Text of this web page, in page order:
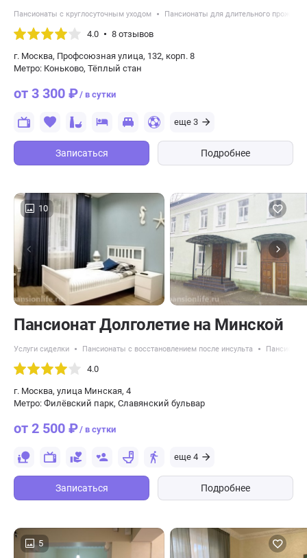
Пансионаты с круглосуточным уходом Пансионаты для длительного
4.0 8 отзывов
г. Москва, Профсоюзная улица, 132, корп. 8
Метро: Коньково, Тёплый стан
от 3 300 ₽/ в сутки
еще 3
Записаться Подробнее
10
Пансионат Долголетие на Минской
Услуги сиделки Пансионаты с восстановлением после инсульта
4.0
г. Москва, улица Минская, 4
Метро: Филёвский парк, Славянский бульвар
от 2 500 ₽/ в сутки
еще 4
Записаться Подробнее
5